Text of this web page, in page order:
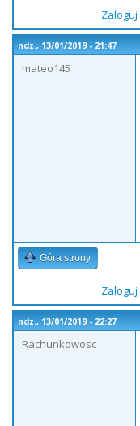
Zaloguj
ndz., 13/01/2019 - 21:47
mateo145
Góra strony
Zaloguj
ndz., 13/01/2019 - 22:27
Rachunkowosc